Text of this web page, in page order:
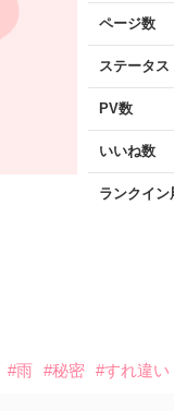
ページ数
ステータス
PV数
いいね数
ランクイン
#雨 #秘密 #すれ違い